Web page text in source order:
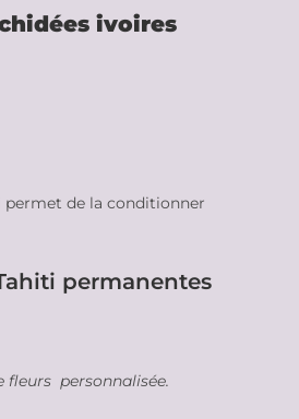
ivoires
permet de la conditionner
permanentes
fleurs personnalisée.